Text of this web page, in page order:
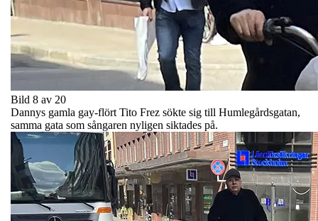
Bild 8 av 20
Dannys gamla gay-flört Tito Frez sökte sig till Humlegårdsgatan,
samma gata som sångaren nyligen siktades på.